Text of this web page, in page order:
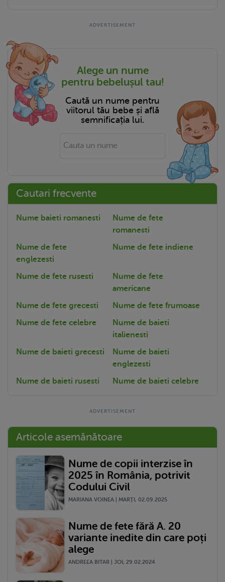
Alege un nume
pentru bebelușul tau!
Caută un nume pentru
viitorul tău bebe și află
semnificația lui.
Cautari frecvente
Nume baieti romanesti
Nume de fete
romanesti
Nume de fete
englezesti
Nume de fete indiene
Nume de fete rusesti
Nume de fete
americane
Nume de fete grecesti
Nume de fete frumoase
Nume de fete celebre
Nume de baieti
italienesti
Nume de baieti grecesti
Nume de baieti
englezesti
Nume de baieti rusesti
Nume de baieti celebre
Articole asemănătoare
Nume de copii interzise în
2025 în România, potrivit
Codului Civil
MARIANA VOINEA | MARŢI, 02.09.2025
Nume de fete fără A. 20
variante inedite din care poți
alege
ANDREEA BITAR | JOI, 29.02.2024